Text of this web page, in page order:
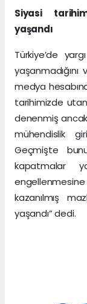
Siyasi
yaşandı
Türkiye’de
medya
tarihimizde
denenmiş
mühendislik
Geçmişte
kapatmalar
kazanılmış
yaşandı” dedi.